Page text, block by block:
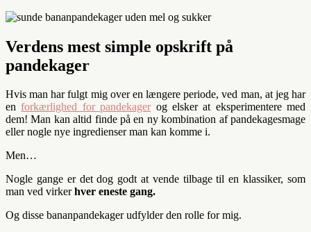
Verdens mest simple opskrift på
pandekager
Hvis man har fulgt mig over en længere periode, ved man, at jeg har
enforkærlighed for pandekager og elsker at eksperimentere med
dem! Man kan altid finde på en ny kombination af pandekagesmage
eller nogle nye ingredienser man kan komme i.
Men…
Nogle gange er det dog godt at vende tilbage til en klassiker, som
man ved virkerhver eneste gang.
Og disse bananpandekager udfylder den rolle for mig.